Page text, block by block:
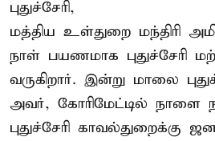
புதுச்சேரி,
மத்திய உள்துறை மந்திரி
நாள் பயணமாக புதுச்சேரி
வருகிறார். இன்று மாலை
அவர், கோரிமேட்டில் நாளை
புதுச்சேரி காவல்துறைக்கு